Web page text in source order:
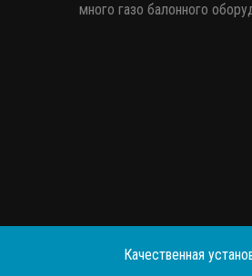
много газо балонного
Качественная